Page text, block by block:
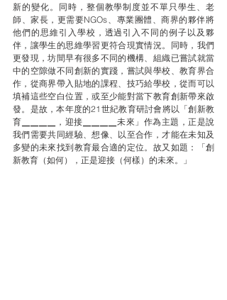
新的變化。同時，整個教學制度並不單只學生、老
師、家長，更需要NGOs、專業團體、商界的夥伴將
他們的思維引入學校，透過引入不同的例子以及夥
伴，讓學生的思維學習更符合現實情況。同時，我們
更發現，坊間早有很多不同的機構、組織已嘗試就當
中的空隙做不同創新的實踐，嘗試與學校、教育界合
作，從商界帶入貼地的課程、技巧給學校，從而可以
填補這些空白位置，或至少能對當下教育創新帶來啟
發。是故，本年度的21世紀教育研討會將以「創新教
育▁▁▁▁，迎接▁▁▁▁未來」作為主題，正是說
我們需要共同經驗、想像、以至合作，才能在未知及
多變的未來找到教育最合適的定位。故又如題：「創
新教育（如何），正是迎接（何樣）的未來。」